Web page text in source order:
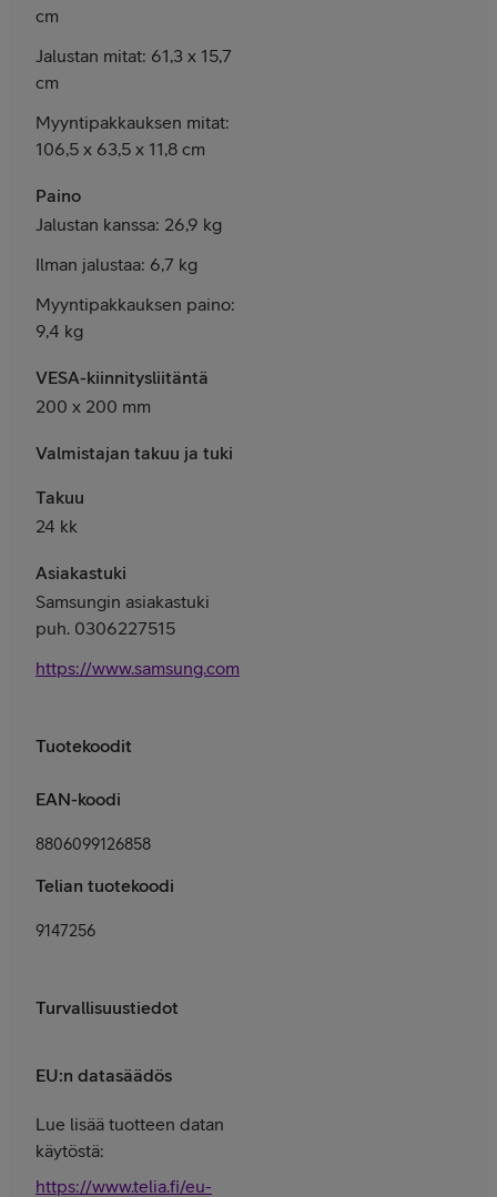
cm
Jalustan mitat: 61,3 x 15,7
cm
Myyntipakkauksen mitat:
106,5 x 63,5 x 11,8 cm
Paino
Jalustan kanssa: 26,9 kg
Ilman jalustaa: 6,7 kg
Myyntipakkauksen paino:
9,4 kg
VESA-kiinnitysliitäntä
200 x 200 mm
Valmistajan takuu ja tuki
Takuu
24 kk
Asiakastuki
Samsungin asiakastuki
puh. 0306227515
https://www.samsung.com/fi/support/contact/
Tuotekoodit
EAN-koodi
8806099126858
Telian tuotekoodi
9147256
Turvallisuustiedot
EU:n datasäädös
Lue lisää tuotteen datan
käytöstä:
https://www.telia.fi/eu-